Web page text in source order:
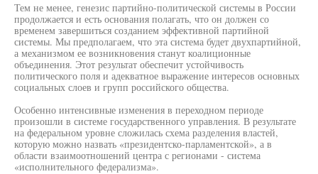
Тем не менее, генезис партийно-политической системы в России
продолжается и есть основания полагать, что он должен со
временем завершиться созданием эффективной партийной
системы. Мы предполагаем, что эта система будет двухпартийной,
а механизмом ее возникновения станут коалиционные
объединения. Этот результат обеспечит устойчивость
политического поля и адекватное выражение интересов основных
социальных слоев и групп российского общества.
Особенно интенсивные изменения в переходном периоде
произошли в системе государственного управления. В результате
на федеральном уровне сложилась схема разделения властей,
которую можно назвать «президентско-парламентской», а в
области взаимоотношений центра с регионами - система
«исполнительного федерализма».